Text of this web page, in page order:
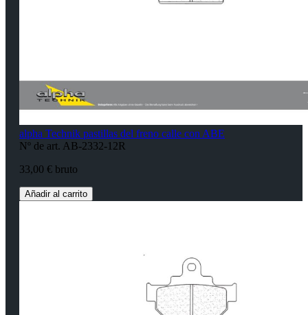
alpha Technik pastillas del freno calle con ABE
Nº de art. AB-2332-12R
33,00 € bruto
Añadir al carrito